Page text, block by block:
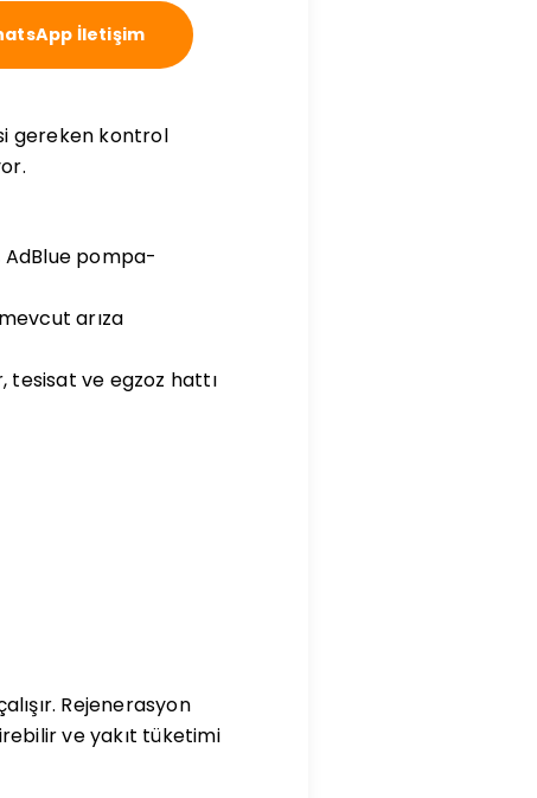
İletişim
gereken kontrol
AdBlue pompa-
arıza
tesisat ve egzoz hattı
Rejenerasyon
ve yakıt tüketimi